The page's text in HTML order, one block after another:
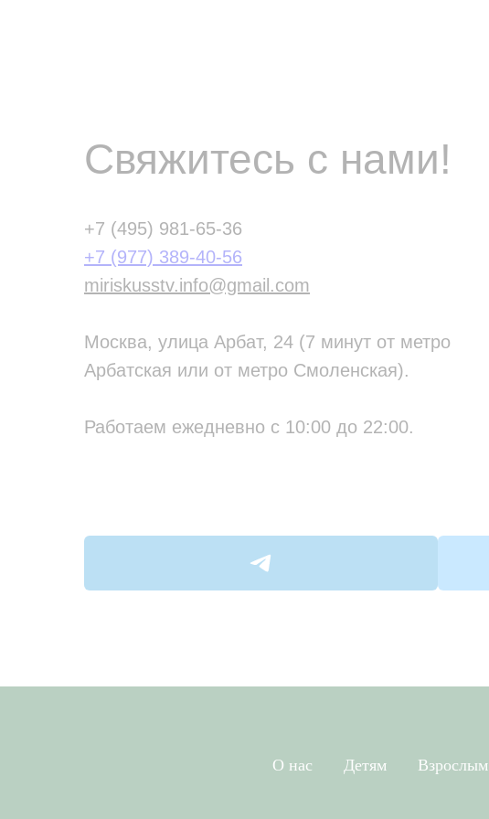
Свяжитесь с нами!
+7 (495) 981-65-36
+7 (977) 389-40-56
miriskusstv.info@gmail.com
Москва, улица Арбат, 24 (7 минут от метро
Арбатская или от метро Смоленская).
Работаем ежедневно с 10:00 до 22:00.
О нас Детям Взрослым